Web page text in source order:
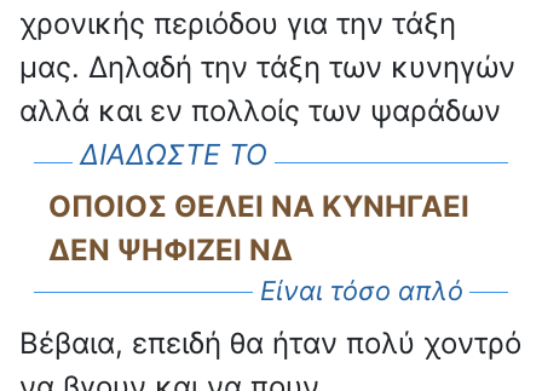
χρονικής περιόδου για την τάξη
μας. Δηλαδή την τάξη των κυνηγών
αλλά και εν πολλοίς των ψαράδων
Είναι τόσο απλό
ΟΠΟΙΟΣ ΘΕΛΕΙ ΝΑ ΚΥΝΗΓΑΕΙ
ΔΕΝ ΨΗΦΙΖΕΙ ΝΔ
ΔΙΑΔΩΣΤΕ ΤΟ
Βέβαια, επειδή θα ήταν πολύ χοντρό